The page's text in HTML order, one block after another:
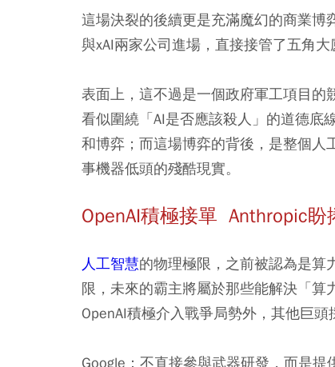
這場決裂的後續更是充滿魔幻的商業博
與xAI兩家公司進場，直接接管了五角
表面上，這不過是一個政府軍工項目
看似圍繞「AI是否應該殺人」的道德底
和博弈；而這場博弈的背後，是整個人
事機器低頭的殘酷現實。
OpenAI積極接單 Anthropic盼
人工智慧的物理極限，之前被認為是算
限，未來的霸主將屬於那些能解決「
OpenAI積極介入戰爭局勢外，其他巨頭
Google：不直接參與武器研發，而是